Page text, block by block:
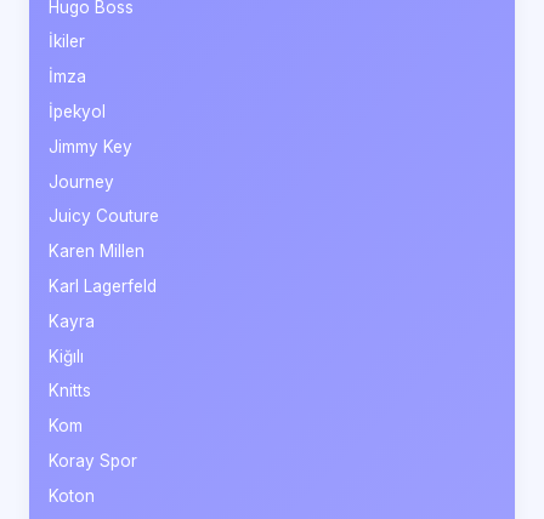
Hugo Boss
İkiler
İmza
İpekyol
Jimmy Key
Journey
Juicy Couture
Karen Millen
Karl Lagerfeld
Kayra
Kiğılı
Knitts
Kom
Koray Spor
Koton